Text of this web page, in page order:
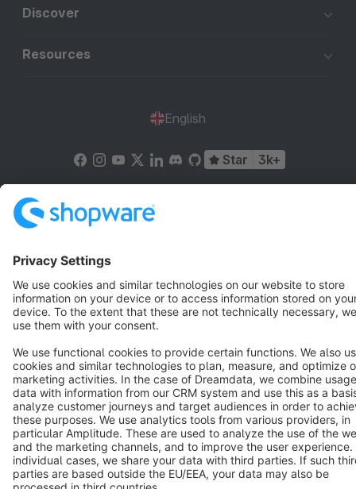
Discover
Resources
English
Star 3k+
Terms & Conditions
Copyright © shopware AG - All rights reserved
Notice: * All prices are quoted net of the statutory value-added tax